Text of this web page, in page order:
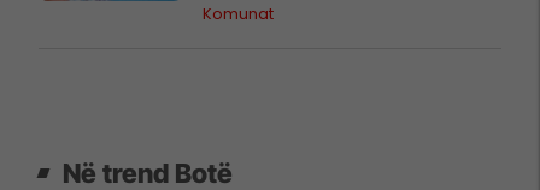
Komunat
Në trend Botë